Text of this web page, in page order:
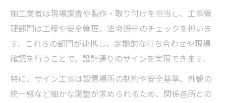
施工業者は現場調査や製作・取り付けを担当し、工事管
理部門は工程や安全管理、法令遵守のチェックを担いま
す。これらの部門が連携し、定期的な打ち合わせや現場
確認を行うことで、設計通りのサインを実現できます。
特に、サイン工事は設置場所の制約や安全基準、外観の
統一感など細かな調整が求められるため、関係各所との